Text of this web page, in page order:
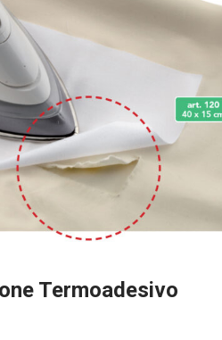
Termoadesivo